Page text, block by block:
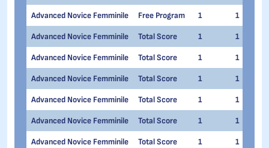
Advanced Novice Femminile Free Program 1 1
Advanced Novice Femminile Total Score 1 1
Advanced Novice Femminile Total Score 1 1
Advanced Novice Femminile Total Score 1 1
Advanced Novice Femminile Total Score 1 1
Advanced Novice Femminile Total Score 1 1
Advanced Novice Femminile Total Score 1 1